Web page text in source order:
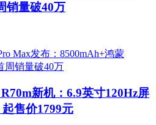
销量破40万
新机：6.9英寸120Hz屏
售价1799元